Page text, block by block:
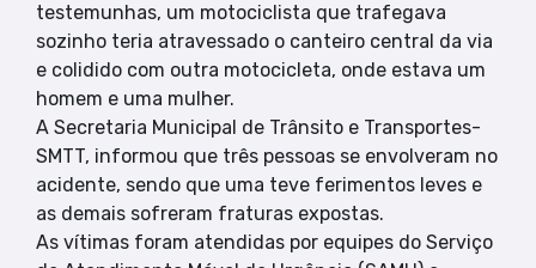
testemunhas, um motociclista que trafegava
sozinho teria atravessado o canteiro central da via
e colidido com outra motocicleta, onde estava um
homem e uma mulher.
A Secretaria Municipal de Trânsito e Transportes-
SMTT, informou que três pessoas se envolveram no
acidente, sendo que uma teve ferimentos leves e
as demais sofreram fraturas expostas.
As vítimas foram atendidas por equipes do Serviço